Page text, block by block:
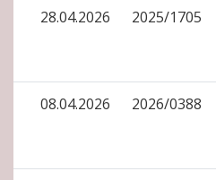
28.04.2026 2025/1705
08.04.2026 2026/0388